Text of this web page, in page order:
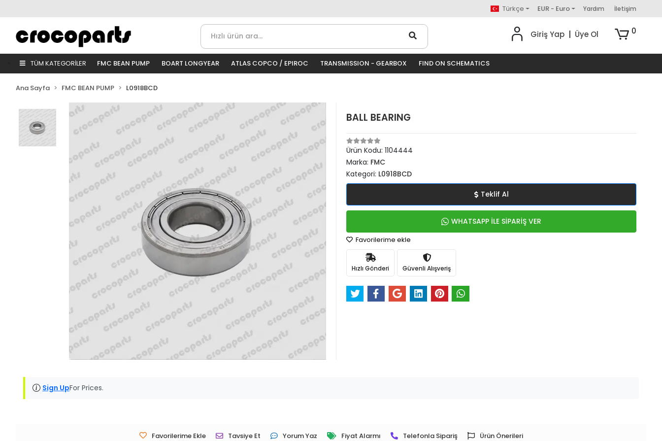
Türkçe EUR - Euro Yardım İletişim
Giriş Yap Üye Ol 0
TÜM KATEGORİLER FMC BEAN PUMP BOART LONGYEAR ATLAS COPCO / EPIROC TRANSMISSION - GEARBOX FIND ON SCHEMATICS
Ana Sayfa FMC BEAN PUMP L0918BCD
BALL BEARING
Ürün Kodu: 1104444
Marka: FMC
Kategori: L0918BCD
Teklif Al
WHATSAPP İLE SİPARİŞ VER
Favorilerime ekle
Hızlı Gönderi Güvenli Alışveriş
Sign UpFor Prices.
Favorilerime Ekle Tavsiye Et Yorum Yaz Fiyat Alarmı Telefonla Sipariş Ürün Önerileri